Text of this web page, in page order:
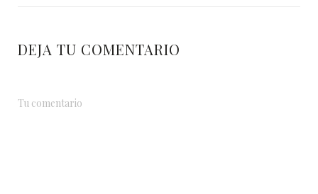
DEJA TU COMENTARIO